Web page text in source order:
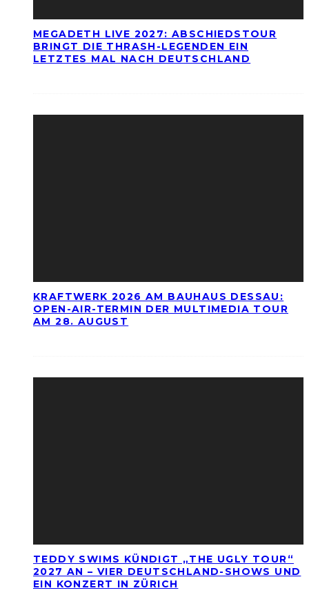
MEGADETH LIVE 2027: ABSCHIEDSTOUR
BRINGT DIE THRASH-LEGENDEN EIN
LETZTES MAL NACH DEUTSCHLAND
KRAFTWERK 2026 AM BAUHAUS DESSAU:
OPEN-AIR-TERMIN DER MULTIMEDIA TOUR
AM 28. AUGUST
TEDDY SWIMS KÜNDIGT „THE UGLY TOUR“
2027 AN – VIER DEUTSCHLAND-SHOWS UND
EIN KONZERT IN ZÜRICH